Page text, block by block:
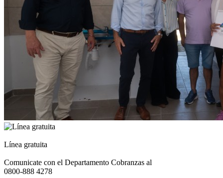
Línea gratuita
Comunicate con el Departamento Cobranzas al
0800-888 4278